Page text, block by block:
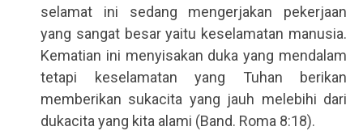
selamat ini sedang mengerjakan pekerjaan
yang sangat besar yaitu keselamatan manusia.
Kematian ini menyisakan duka yang mendalam
tetapi keselamatan yang Tuhan berikan
memberikan sukacita yang jauh melebihi dari
dukacita yang kita alami (Band. Roma 8:18).